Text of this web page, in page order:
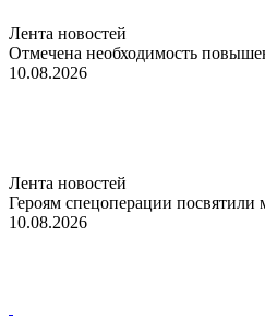
Лента новостей
Отмечена необходимость
10.08.2026
Лента новостей
Героям спецоперации посвятили
10.08.2026